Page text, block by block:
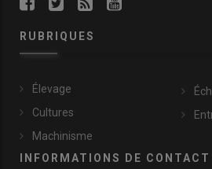
RUBRIQUES
Élevage
Cultures
Machinisme
INFORMATIONS DE CONTACT